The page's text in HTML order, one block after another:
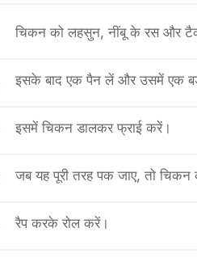
चिकन को लहसुन, नींबू के रस और
इसके बाद एक पैन लें और उसमें एक
इसमें चिकन डालकर फ्राई करें।
जब यह पूरी तरह पक जाए, तो
रैप करके रोल करें।